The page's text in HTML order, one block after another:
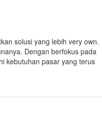
solusi yang lebih very own.
Dengan berfokus pada
kebutuhan pasar yang terus